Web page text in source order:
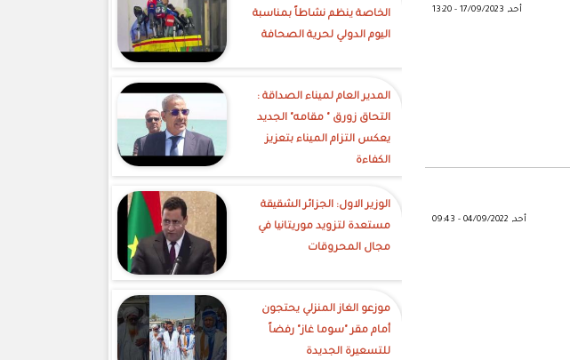
أحد, 17/09/2023 - 13:20
أحد, 04/09/2022 - 09:43
الخاصة ينظم نشاطاً بمناسبة
اليوم الدولي لحرية الصحافة
‎المدير العام لميناء الصداقة :
التحاق زورق " مقامه" الجديد
يعكس التزام الميناء بتعزيز
الكفاءة
الوزير الاول: الجزائر الشقيقة
مستعدة لتزويد موريتانيا في
مجال المحروقات
موزعو الغاز المنزلي يحتجون
أمام مقر "سوما غاز" رفضاً
للتسعيرة الجديدة